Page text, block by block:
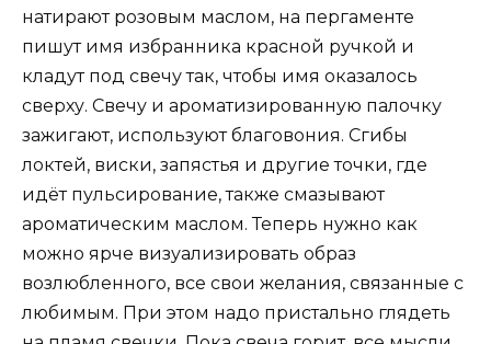
натирают розовым маслом, на пергаменте
пишут имя избранника красной ручкой и
кладут под свечу так, чтобы имя оказалось
сверху. Свечу и ароматизированную палочку
зажигают, используют благовония. Сгибы
локтей, виски, запястья и другие точки, где
идёт пульсирование, также смазывают
ароматическим маслом. Теперь нужно как
можно ярче визуализировать образ
возлюбленного, все свои желания, связанные с
любимым. При этом надо пристально глядеть